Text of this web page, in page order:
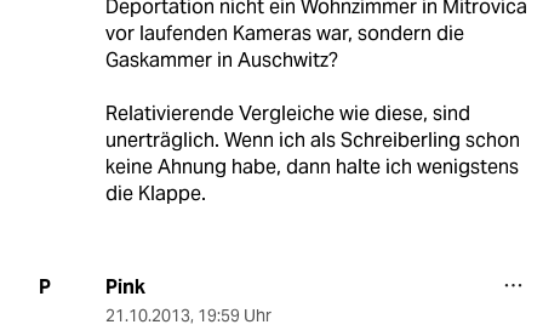
Deportation nicht ein Wohnzimmer in Mitrovica
vor laufenden Kameras war, sondern die
Gaskammer in Auschwitz?
Relativierende Vergleiche wie diese, sind
unerträglich. Wenn ich als Schreiberling schon
keine Ahnung habe, dann halte ich wenigstens
die Klappe.
P Pink
21.10.2013, 19:59 Uhr